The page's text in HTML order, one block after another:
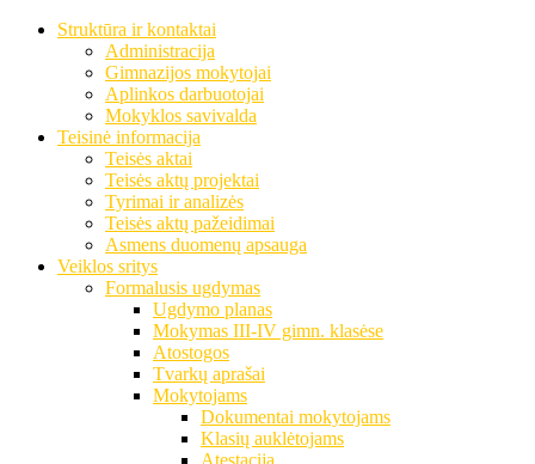
Struktūra ir kontaktai
Administracija
Gimnazijos mokytojai
Aplinkos darbuotojai
Mokyklos savivalda
Teisinė informacija
Teisės aktai
Teisės aktų projektai
Tyrimai ir analizės
Teisės aktų pažeidimai
Asmens duomenų apsauga
Veiklos sritys
Formalusis ugdymas
Ugdymo planas
Mokymas III-IV gimn. klasėse
Atostogos
Tvarkų aprašai
Mokytojams
Dokumentai mokytojams
Klasių auklėtojams
Atestacija